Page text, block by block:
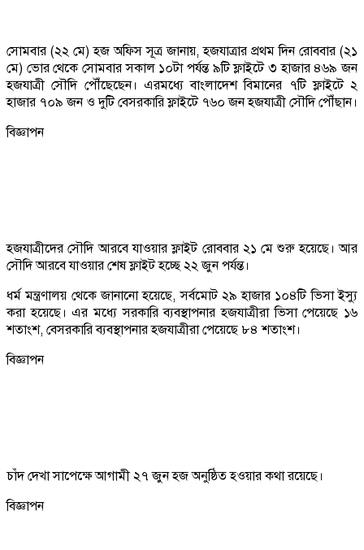
সোমবার (২২ মে) হজ অফিস সূত্র জানায়, হজযাত্রার প্রথম দিন রোববার (২১
মে) ভোর থেকে সোমবার সকাল ১০টা পর্যন্ত ৯টি ফ্লাইটে ৩ হাজার ৪৬৯ জন
হজযাত্রী সৌদি পৌঁছেছেন। এরমধ্যে বাংলাদেশ বিমানের ৭টি ফ্লাইটে ২
হাজার ৭০৯ জন ও দুটি বেসরকারি ফ্লাইটে ৭৬০ জন হজযাত্রী সৌদি পৌঁছান।
বিজ্ঞাপন
হজযাত্রীদের সৌদি আরবে যাওয়ার ফ্লাইট রোববার ২১ মে শুরু হয়েছে। আর
সৌদি আরবে যাওয়ার শেষ ফ্লাইট হচ্ছে ২২ জুন পর্যন্ত।
ধর্ম মন্ত্রণালয় থেকে জানানো হয়েছে, সর্বমোট ২৯ হাজার ১০৪টি ভিসা ইস্যু
করা হয়েছে। এর মধ্যে সরকারি ব্যবস্থাপনার হজযাত্রীরা ভিসা পেয়েছে ১৬
শতাংশ, বেসরকারি ব্যবস্থাপনার হজযাত্রীরা পেয়েছে ৮৪ শতাংশ।
বিজ্ঞাপন
চাঁদ দেখা সাপেক্ষে আগামী ২৭ জুন হজ অনুষ্ঠিত হওয়ার কথা রয়েছে।
বিজ্ঞাপন